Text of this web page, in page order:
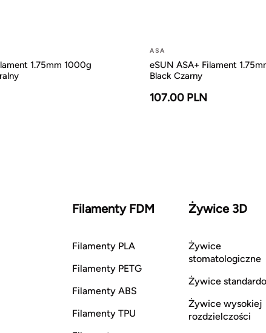
1.75mm 1000g
ASA
eSUN ASA+ Filament
Black Czarny
107.00 PLN
Filamenty FDM
Filamenty PLA
Filamenty PETG
Filamenty ABS
Filamenty TPU
Żywice 3D
Żywice
stomatologiczne
Żywice
Żywice wysokiej
rozdzielczości